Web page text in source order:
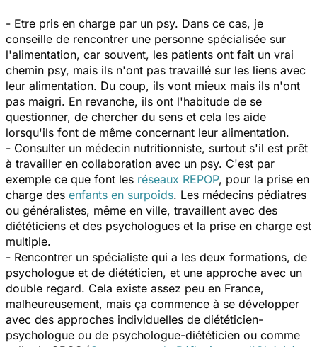
- Etre pris en charge par un psy. Dans ce cas, je
conseille de rencontrer une personne spécialisée sur
l'alimentation, car souvent, les patients ont fait un vrai
chemin psy, mais ils n'ont pas travaillé sur les liens avec
leur alimentation. Du coup, ils vont mieux mais ils n'ont
pas maigri. En revanche, ils ont l'habitude de se
questionner, de chercher du sens et cela les aide
lorsqu'ils font de même concernant leur alimentation.
- Consulter un médecin nutritionniste, surtout s'il est prêt
à travailler en collaboration avec un psy. C'est par
exemple ce que font les réseaux REPOP, pour la prise en
charge des enfants en surpoids. Les médecins pédiatres
ou généralistes, même en ville, travaillent avec des
diététiciens et des psychologues et la prise en charge est
multiple.
- Rencontrer un spécialiste qui a les deux formations, de
psychologue et de diététicien, et une approche avec un
double regard. Cela existe assez peu en France,
malheureusement, mais ça commence à se développer
avec des approches individuelles de diététicien-
psychologue ou de psychologue-diététicien ou comme